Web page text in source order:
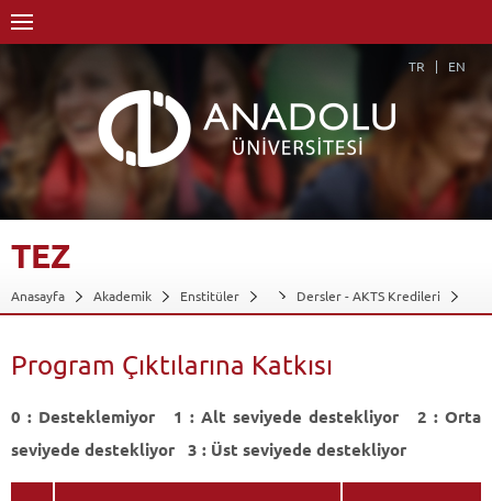
TR EN
TEZ
Anasayfa Akademik Enstitüler
Dersler - AKTS Kredileri
Program Çıktılarına Katkısı
0 : Desteklemiyor 1 : Alt seviyede destekliyor 2 : Orta
seviyede destekliyor 3 : Üst seviyede destekliyor